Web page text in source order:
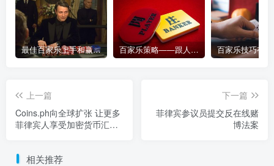
最佳百家乐上手和赢钱指南 – 终极版 百家乐策略——跟人胜过跟路
上一篇
Coins.ph向全球扩张 让更多
菲律宾人享受加密货币汇款
下一篇
菲律宾参议员提交反在线赌
博法案
相关推荐